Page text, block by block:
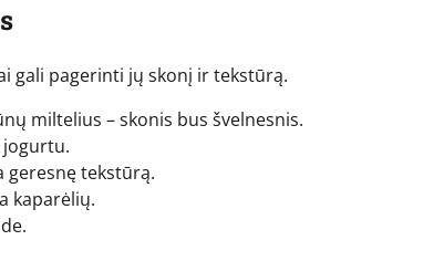
gali pagerinti jų skonį ir tekstūrą.
miltelius – skonis bus švelnesnis.
jogurtu.
geresnę tekstūrą.
kaparėlių.